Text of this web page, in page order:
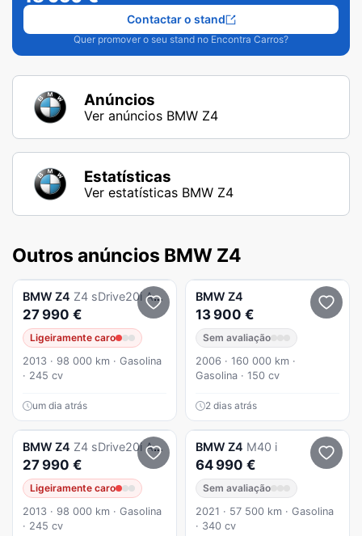
Quer promover o seu stand no Encontra Carros?
Contactar o stand
Anúncios
Ver anúncios BMW Z4
Estatísticas
Ver estatísticas BMW Z4
Outros anúncios BMW Z4
BMW Z4 Z4 sDrive20i Aut.
27 990 €
Ligeiramente caro
2013 · 98 000 km · Gasolina
· 245 cv
um dia atrás
BMW Z4
13 900 €
Sem avaliação
2006 · 160 000 km ·
Gasolina · 150 cv
2 dias atrás
BMW Z4 Z4 sDrive20i Aut.
27 990 €
Ligeiramente caro
2013 · 98 000 km · Gasolina
· 245 cv
BMW Z4 M40 i
64 990 €
Sem avaliação
2021 · 57 500 km · Gasolina
· 340 cv